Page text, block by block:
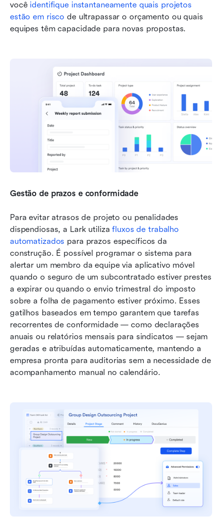
você identifique instantaneamente quais projetos
estão em risco de ultrapassar o orçamento ou quais
equipes têm capacidade para novas propostas.
Gestão de prazos e conformidade
Para evitar atrasos de projeto ou penalidades
dispendiosas, a Lark utiliza fluxos de trabalho
automatizados para prazos específicos da
construção. É possível programar o sistema para
alertar um membro da equipe via aplicativo móvel
quando o seguro de um subcontratado estiver prestes
a expirar ou quando o envio trimestral do imposto
sobre a folha de pagamento estiver próximo. Esses
gatilhos baseados em tempo garantem que tarefas
recorrentes de conformidade — como declarações
anuais ou relatórios mensais para sindicatos — sejam
geradas e atribuídas automaticamente, mantendo a
empresa pronta para auditorias sem a necessidade de
acompanhamento manual no calendário.